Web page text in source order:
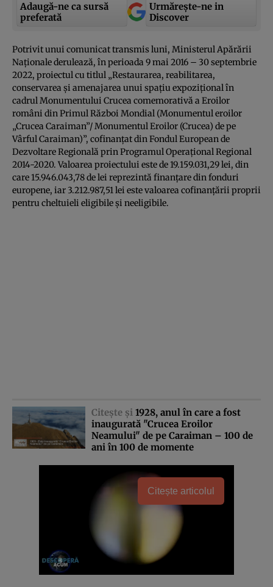
Adaugă-ne ca sursă
preferată
Urmărește-ne in
Discover
Potrivit unui comunicat transmis luni, Ministerul Apărării
Naţionale derulează, în perioada 9 mai 2016 – 30 septembrie
2022, proiectul cu titlul „Restaurarea, reabilitarea,
conservarea şi amenajarea unui spaţiu expoziţional în
cadrul Monumentului Crucea comemorativă a Eroilor
români din Primul Război Mondial (Monumentul eroilor
„Crucea Caraiman”/ Monumentul Eroilor (Crucea) de pe
Vârful Caraiman)”, cofinanţat din Fondul European de
Dezvoltare Regională prin Programul Operaţional Regional
2014-2020. Valoarea proiectului este de 19.159.031,29 lei, din
care 15.946.043,78 de lei reprezintă finanţare din fonduri
europene, iar 3.212.987,51 lei este valoarea cofinanţării proprii
pentru cheltuieli eligibile şi neeligibile.
Citeşte şi 1928, anul în care a fost
inaugurată "Crucea Eroilor
Neamului" de pe Caraiman – 100 de
ani în 100 de momente
Citește articolul